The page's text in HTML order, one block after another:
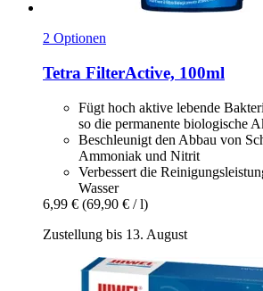
2 Optionen
Tetra FilterActive, 100ml
Fügt hoch aktive lebende
so die permanente biologische
Beschleunigt den Abbau von
Ammoniak und Nitrit
Verbessert die
Wasser
6,99 € (69,90 € / l)
Zustellung bis 13. August